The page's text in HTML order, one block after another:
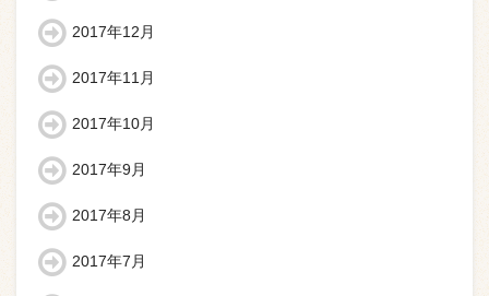
2017年12月
2017年11月
2017年10月
2017年9月
2017年8月
2017年7月